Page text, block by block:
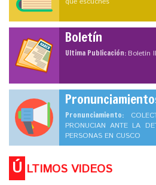
Boletín
Ultima Publicación:Boletín
Pronunciamiento:
PRONUCIAN ANTE LA
PERSONAS EN CUSCO
Ú LTIMOS VIDEOS